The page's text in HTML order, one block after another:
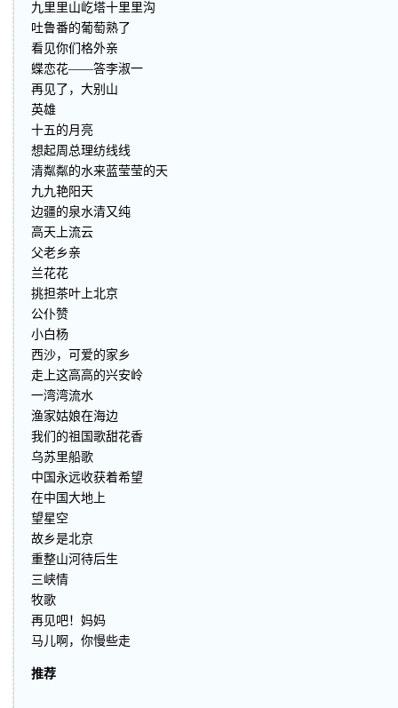
九里里山屹塔十里里沟
吐鲁番的葡萄熟了
看见你们格外亲
蝶恋花——答李淑一
再见了，大别山
英雄
十五的月亮
想起周总理纺线线
清粼粼的水来蓝莹莹的天
九九艳阳天
边疆的泉水清又纯
高天上流云
父老乡亲
兰花花
挑担茶叶上北京
公仆赞
小白杨
西沙，可爱的家乡
走上这高高的兴安岭
一湾湾流水
渔家姑娘在海边
我们的祖国歌甜花香
乌苏里船歌
中国永远收获着希望
在中国大地上
望星空
故乡是北京
重整山河待后生
三峡情
牧歌
再见吧！妈妈
马儿啊，你慢些走
推荐